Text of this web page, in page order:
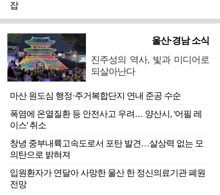
잡
울산·경남 소식
진주성의 역사, 빛과 미디어로
되살아난다
마산 원도심 행정·주거복합단지 연내 준공 수순
폭염에 온열질환 등 안전사고 우려… 양산시, '어필 레
이스' 취소
창녕 중부내륙고속도로서 포탄 발견…살상력 없는 모
의탄으로 밝혀져
입원환자가 연달아 사망한 울산 한 정신의료기관 폐원
전망